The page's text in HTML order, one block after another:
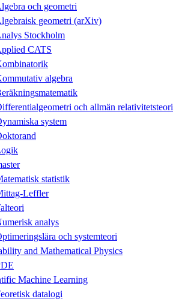
och geometri
geometri (arXiv)
Stockholm
CATS
algebra
och allmän relativitetsteori
system
statistik
Leffler
analys
och systemteori
and Mathematical Physics
Machine Learning
datalogi